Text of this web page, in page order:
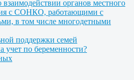
органов местного
с СОНКО, работающими с
в том числе многодетными
поддержки семей
учет по беременности?